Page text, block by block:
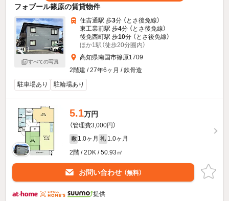
フォブール篠原の賃貸物件
すべての写真
住吉通駅 歩3分 （とさ後免線）
東工業前駅 歩4分 （とさ後免線）
後免西町駅 歩10分 （とさ後免線）
ほか1駅（徒歩20分圏内）
高知県南国市篠原1709
2階建 / 27年6ヶ月 / 鉄骨造
駐車場あり
駐輪場あり
5.1万円
（管理費3,000円）
敷 1.0ヶ月 礼 1.0ヶ月
2階 / 2DK / 50.93㎡
お問い合わせ （無料）
提供